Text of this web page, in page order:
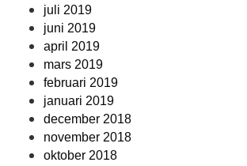
juli 2019
juni 2019
april 2019
mars 2019
februari 2019
januari 2019
december 2018
november 2018
oktober 2018